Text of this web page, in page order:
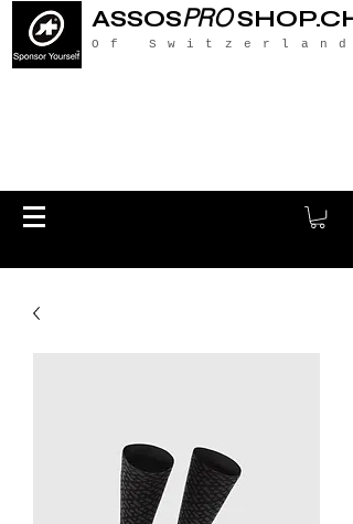
ASSOSPROSHOP.CH
Of Switzerland